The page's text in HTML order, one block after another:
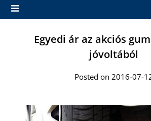
Egyedi ár az akciós
jóvoltából
Posted on 2016-07-